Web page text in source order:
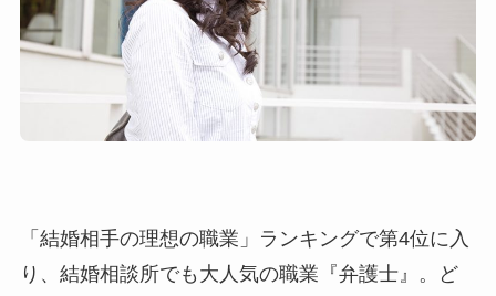
「結婚相手の理想の職業」ランキングで第4位に入
り、結婚相談所でも大人気の職業『弁護士』。ど